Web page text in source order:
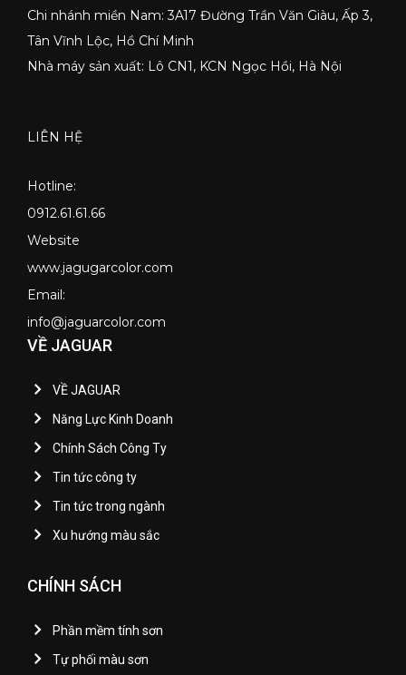
Chi nhánh miền Nam: 3A17 Đường Trần Văn Giàu, Ấp 3,
Tân Vĩnh Lộc, Hồ Chí Minh
Nhà máy sản xuất: Lô CN1, KCN Ngọc Hồi, Hà Nội
LIÊN HỆ
Hotline:
0912.61.61.66
Website
www.jagugarcolor.com
Email:
info@jaguarcolor.com
VỀ JAGUAR
VỀ JAGUAR
Năng Lực Kinh Doanh
Chính Sách Công Ty
Tin tức công ty
Tin tức trong ngành
Xu hướng màu sắc
CHÍNH SÁCH
Phần mềm tính sơn
Tự phối màu sơn